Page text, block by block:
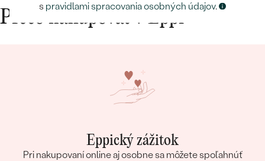
Prečo nakupovať v Eppi
Eppický zážitok
Pri nakupovaní online aj osobne sa môžete spoľahnúť
s pravidlami spracovania osobných údajov.